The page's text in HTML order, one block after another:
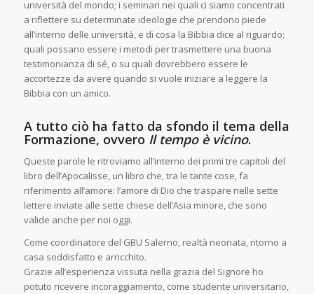
università del mondo; i seminari nei quali ci siamo concentrati
a riflettere su determinate ideologie che prendono piede
all’interno delle università, e di cosa la Bibbia dice al riguardo;
quali possano essere i metodi per trasmettere una buona
testimonianza di sé, o su quali dovrebbero essere le
accortezze da avere quando si vuole iniziare a leggere la
Bibbia con un amico.
A tutto ciò ha fatto da sfondo il tema della
Formazione, ovvero Il tempo è vicino.
Queste parole le ritroviamo all’interno dei primi tre capitoli del
libro dell’Apocalisse, un libro che, tra le tante cose, fa
riferimento all’amore: l’amore di Dio che traspare nelle sette
lettere inviate alle sette chiese dell’Asia minore, che sono
valide anche per noi oggi.
Come coordinatore del GBU Salerno, realtà neonata, ritorno a
casa soddisfatto e arricchito.
Grazie all’esperienza vissuta nella grazia del Signore ho
potuto ricevere incoraggiamento, come studente universitario,